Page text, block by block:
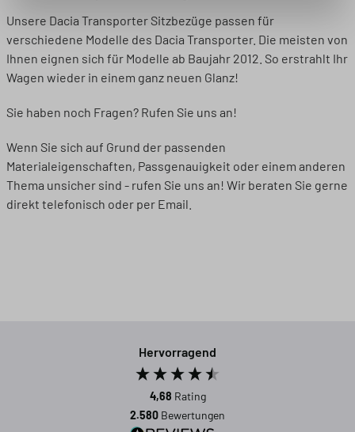
Unsere Dacia Transporter Sitzbezüge passen für
verschiedene Modelle des Dacia Transporter. Die meisten von
Ihnen eignen sich für Modelle ab Baujahr 2012. So erstrahlt Ihr
Wagen wieder in einem ganz neuen Glanz!
Sie haben noch Fragen? Rufen Sie uns an!
Wenn Sie sich auf Grund der passenden
Materialeigenschaften, Passgenauigkeit oder einem anderen
Thema unsicher sind - rufen Sie uns an! Wir beraten Sie gerne
direkt telefonisch oder per Email.
Hervorragend
4,68 Rating
2.580 Bewertungen